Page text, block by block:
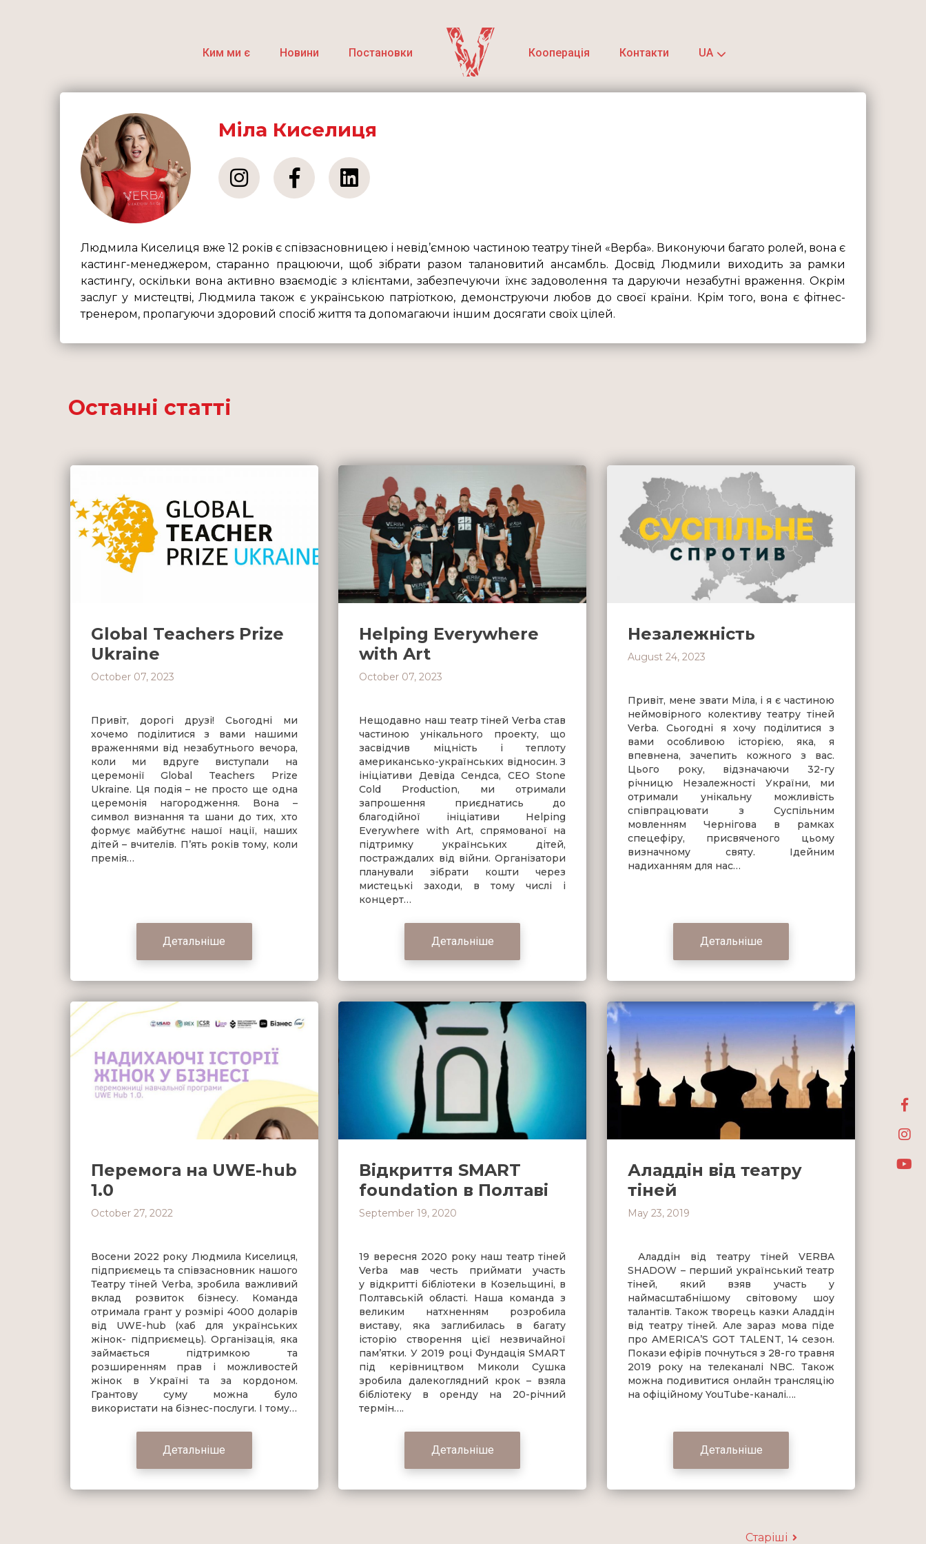
Ким ми є Новини Постановки Кооперація Контакти UA
Міла Киселиця
Людмила Киселиця вже 12 років є співзасновницею і невід’ємною частиною театру тіней «Верба». Виконуючи багато ролей, вона є
кастинг-менеджером, старанно працюючи, щоб зібрати разом талановитий ансамбль. Досвід Людмили виходить за рамки
кастингу, оскільки вона активно взаємодіє з клієнтами, забезпечуючи їхнє задоволення та даруючи незабутні враження. Окрім
заслуг у мистецтві, Людмила також є українською патріоткою, демонструючи любов до своєї країни. Крім того, вона є фітнес-
тренером, пропагуючи здоровий спосіб життя та допомагаючи іншим досягати своїх цілей.
Останні статті
Global Teachers Prize
Ukraine
October 07, 2023
Привіт, дорогі друзі! Сьогодні ми
хочемо поділитися з вами нашими
враженнями від незабутнього вечора,
коли ми вдруге виступали на
церемонії Global Teachers Prize
Ukraine. Ця подія – не просто ще одна
церемонія нагородження. Вона –
символ визнання та шани до тих, хто
формує майбутнє нашої нації, наших
дітей – вчителів. П’ять років тому, коли
премія…
Детальніше
Helping Everywhere
with Art
October 07, 2023
Нещодавно наш театр тіней Verba став
частиною унікального проекту, що
засвідчив міцність і теплоту
американсько-українських відносин. З
ініціативи Девіда Сендса, CEO Stone
Cold Production, ми отримали
запрошення приєднатись до
благодійної ініціативи Helping
Everywhere with Art, спрямованої на
підтримку українських дітей,
постраждалих від війни. Організатори
планували зібрати кошти через
мистецькі заходи, в тому числі і
концерт…
Детальніше
Незалежність
August 24, 2023
Привіт, мене звати Міла, і я є частиною
неймовірного колективу театру тіней
Verba. Сьогодні я хочу поділитися з
вами особливою історією, яка, я
впевнена, зачепить кожного з вас.
Цього року, відзначаючи 32-гу
річницю Незалежності України, ми
отримали унікальну можливість
співпрацювати з Суспільним
мовленням Чернігова в рамках
спецефіру, присвяченого цьому
визначному святу. Ідейним
надиханням для нас…
Детальніше
Перемога на UWE-hub
1.0
October 27, 2022
Восени 2022 року Людмила Киселиця,
підприємець та співзасновник нашого
Театру тіней Verba, зробила важливий
вклад розвиток бізнесу. Команда
отримала грант у розмірі 4000 доларів
від UWE-hub (хаб для українських
жінок- підприємець). Організація, яка
займається підтримкою та
розширенням прав і можливостей
жінок в Україні та за кордоном.
Грантову суму можна було
використати на бізнес-послуги. І тому…
Детальніше
Відкриття SMART
foundation в Полтаві
September 19, 2020
19 вересня 2020 року наш театр тіней
Verba мав честь приймати участь
у відкритті бібліотеки в Козельщині, в
Полтавській області. Наша команда з
великим натхненням розробила
виставу, яка заглибилась в багату
історію створення цієї незвичайної
памʼятки. У 2019 році Фундація SMART
під керівництвом Миколи Сушка
зробила далекоглядний крок – взяла
бібліотеку в оренду на 20-річний
термін….
Детальніше
Аладдін від театру
тіней
May 23, 2019
Аладдін від театру тіней VERBA
SHADOW – перший український театр
тіней, який взяв участь у
наймасштабнішому світовому шоу
талантів. Також творець казки Аладдін
від театру тіней. Але зараз мова піде
про AMERICA’S GOT TALENT, 14 сезон.
Покази ефірів почнуться з 28-го травня
2019 року на телеканалі NBC. Також
можна подивитися онлайн трансляцію
на офіційному YouTube-каналі….
Детальніше
Старіші